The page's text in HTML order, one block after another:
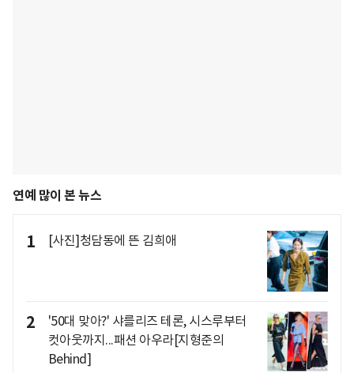
연예 많이 본 뉴스
1 [사진]청담동에 뜬 김희애
2
'50대 맞아?' 샤를리즈 테론, 시스루부터
컷아웃까지...패션 아우라[지형준의
Behind]